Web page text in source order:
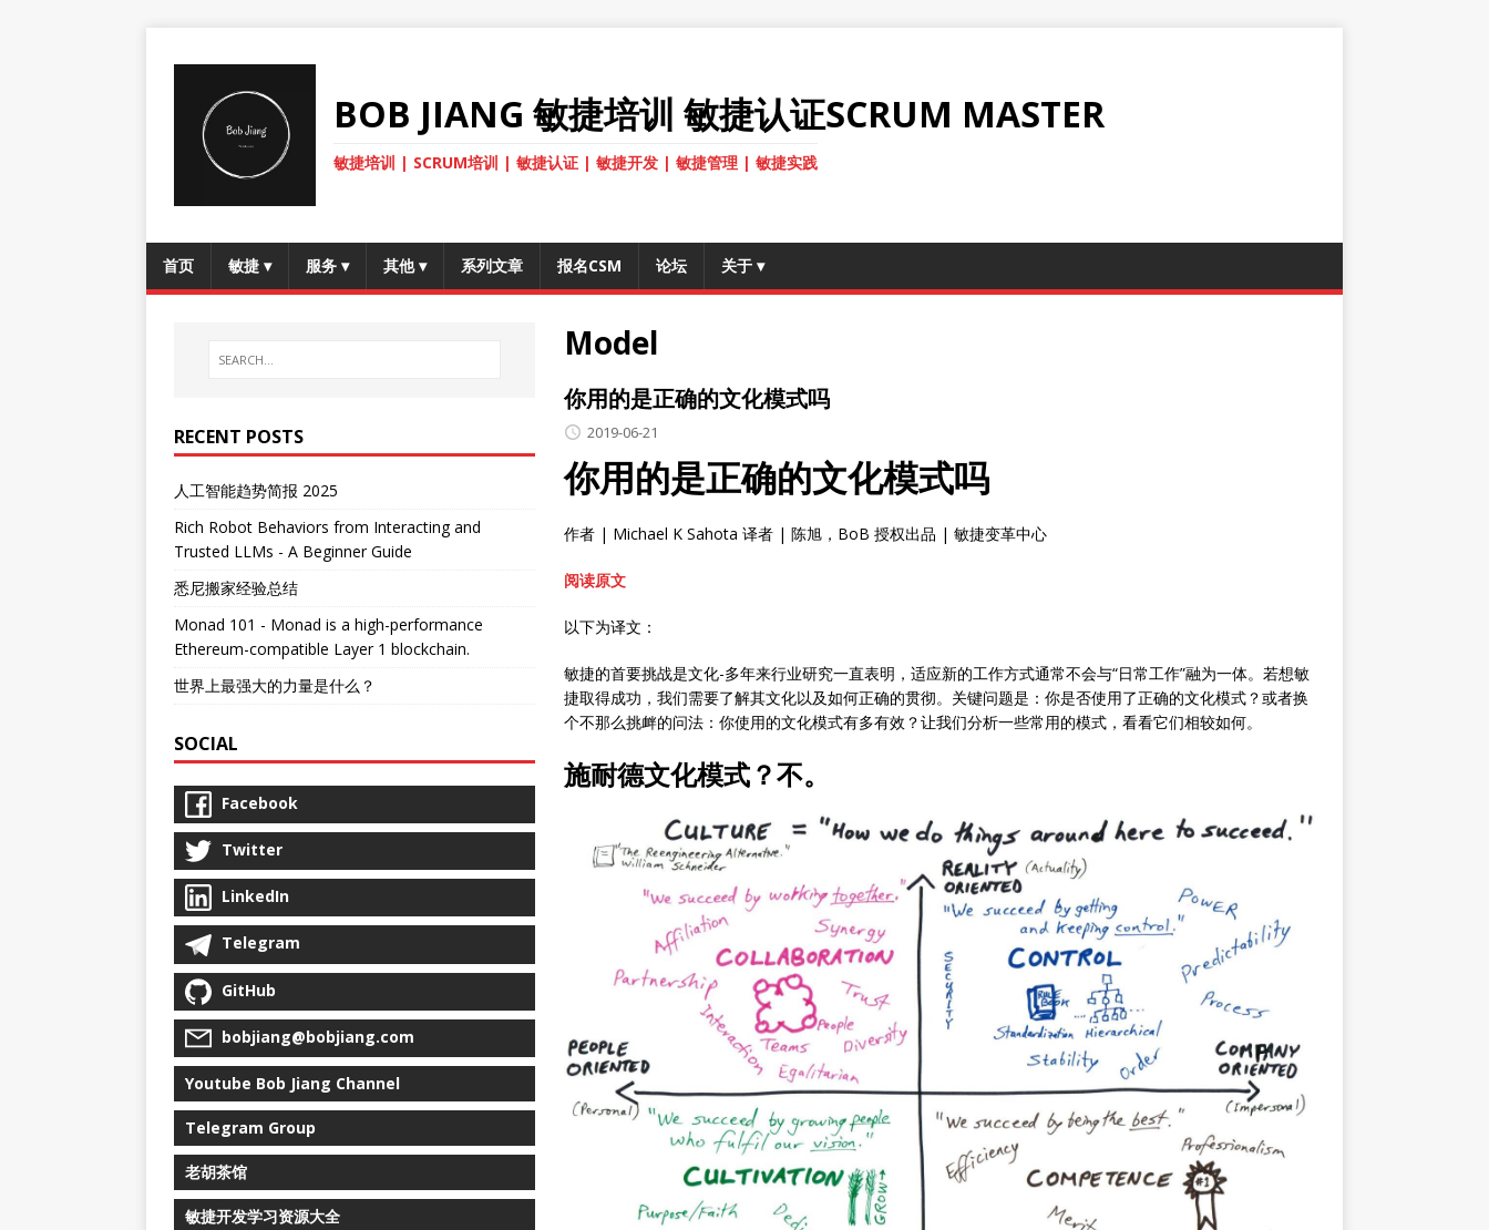
BOB JIANG 敏捷培训 敏捷认证SCRUM MASTER
敏捷培训 | SCRUM培训 | 敏捷认证 | 敏捷开发 | 敏捷管理 | 敏捷实践
首页 敏捷 ▾ 服务 ▾ 其他 ▾ 系列文章 报名CSM 论坛 关于 ▾
Model
你用的是正确的文化模式吗
2019-06-21
你用的是正确的文化模式吗
作者 | Michael K Sahota 译者 | 陈旭，BoB 授权出品 | 敏捷变革中心
阅读原文
以下为译文：
敏捷的首要挑战是文化-多年来行业研究一直表明，适应新的工作方式通常不会与“日常工作”融为一体。若想敏
捷取得成功，我们需要了解其文化以及如何正确的贯彻。关键问题是：你是否使用了正确的文化模式？或者换
个不那么挑衅的问法：你使用的文化模式有多有效？让我们分析一些常用的模式，看看它们相较如何。
施耐德文化模式？不。
RECENT POSTS
人工智能趋势简报 2025
Rich Robot Behaviors from Interacting and
Trusted LLMs - A Beginner Guide
悉尼搬家经验总结
Monad 101 - Monad is a high-performance
Ethereum-compatible Layer 1 blockchain.
世界上最强大的力量是什么？
SOCIAL
Facebook
Twitter
LinkedIn
Telegram
GitHub
bobjiang@bobjiang.com
Youtube Bob Jiang Channel
Telegram Group
老胡茶馆
敏捷开发学习资源大全